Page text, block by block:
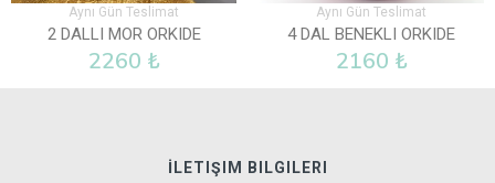
Aynı Gün Teslimat
2 DALLI MOR ORKIDE
2260 ₺
Aynı Gün Teslimat
4 DAL BENEKLI ORKIDE
2160 ₺
İLETIŞIM BILGILERI